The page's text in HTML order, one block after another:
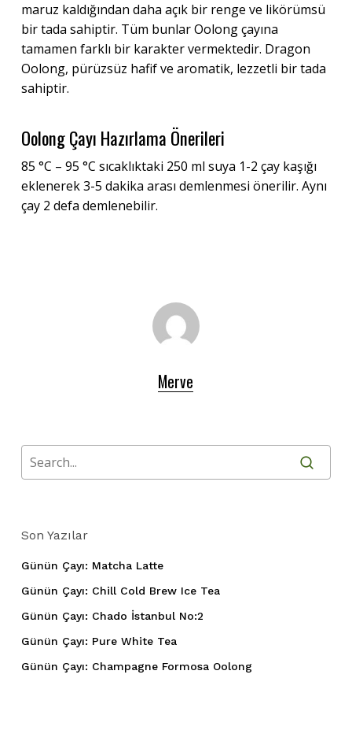
maruz kaldığından daha açık bir renge ve likörümsü
bir tada sahiptir. Tüm bunlar Oolong çayına
tamamen farklı bir karakter vermektedir. Dragon
Oolong, pürüzsüz hafif ve aromatik, lezzetli bir tada
sahiptir.
Oolong Çayı Hazırlama Önerileri
85 °C – 95 °C sıcaklıktaki 250 ml suya 1-2 çay kaşığı
eklenerek 3-5 dakika arası demlenmesi önerilir. Aynı
çay 2 defa demlenebilir.
Merve
Son Yazılar
Günün Çayı: Matcha Latte
Günün Çayı: Chill Cold Brew Ice Tea
Günün Çayı: Chado İstanbul No:2
Günün Çayı: Pure White Tea
Günün Çayı: Champagne Formosa Oolong